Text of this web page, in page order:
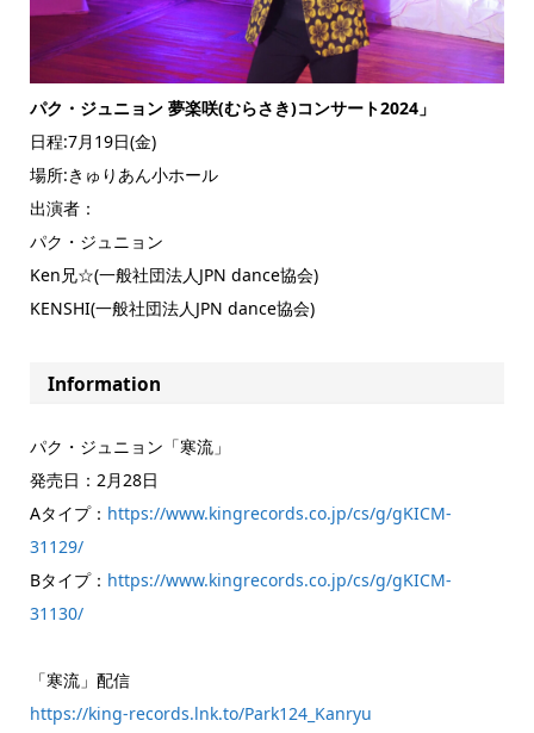
パク・ジュニョン 夢楽咲(むらさき)コンサート2024」
日程:7月19日(金)
場所:きゅりあん小ホール
出演者：
パク・ジュニョン
Ken兄☆(一般社団法人JPN dance協会)
KENSHI(一般社団法人JPN dance協会)
Information
パク・ジュニョン「寒流」
発売日：2月28日
Aタイプ： https://www.kingrecords.co.jp/cs/g/gKICM-
31129/
Bタイプ： https://www.kingrecords.co.jp/cs/g/gKICM-
31130/
「寒流」配信
https://king-records.lnk.to/Park124_Kanryu